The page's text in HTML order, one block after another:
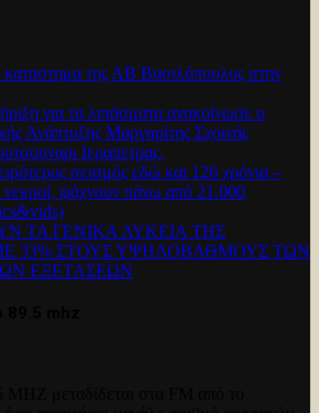
καταστημα της ΑΒ Βασιλόπουλος στην
για τα λιπάσματα ανακοίνωσε ο
Ανάπτυξης Μαργαρίτης Σχοινάς
Ιεραπετρας.
σεισμός εδώ και 126 χρόνια –
νεκροί, ψάχνουν πάνω από 21.000
ΤΑ ΓΕΝΙΚΑ ΛΥΚΕΙΑ ΤΗΣ
33% ΣΤΟΥΣ ΥΨΗΛΟΒΑΘΜΟΥΣ ΤΩΝ
ΕΞΕΤΑΣΕΩΝ